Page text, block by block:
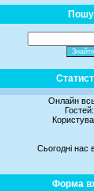
Онлайн
Сьогодні нас
Форма